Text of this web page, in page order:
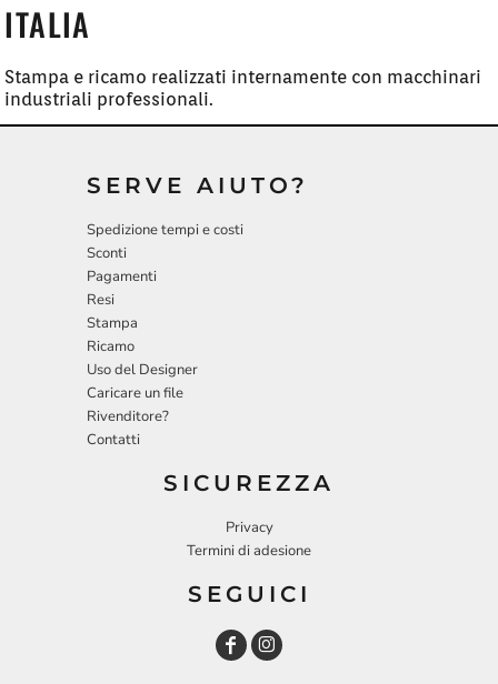
ITALIA
Stampa e ricamo realizzati internamente con macchinari
industriali professionali.
SERVE AIUTO?
Spedizione tempi e costi
Sconti
Pagamenti
Resi
Stampa
Ricamo
Uso del Designer
Caricare un file
Rivenditore?
Contatti
SICUREZZA
Privacy
Termini di adesione
SEGUICI